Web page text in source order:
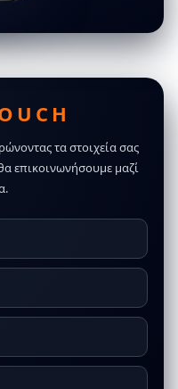
τα στοιχεία σας
επικοινωνήσουμε μαζί